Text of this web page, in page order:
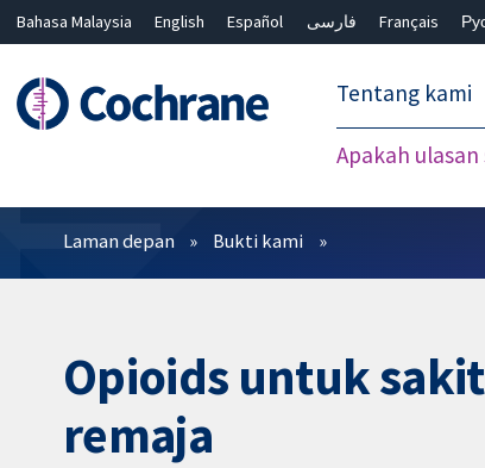
Bahasa Malaysia English Español فارسی Français
Tentang kami
Apakah
Penapis
Laman depan Bukti kami
Opioids untuk
remaja